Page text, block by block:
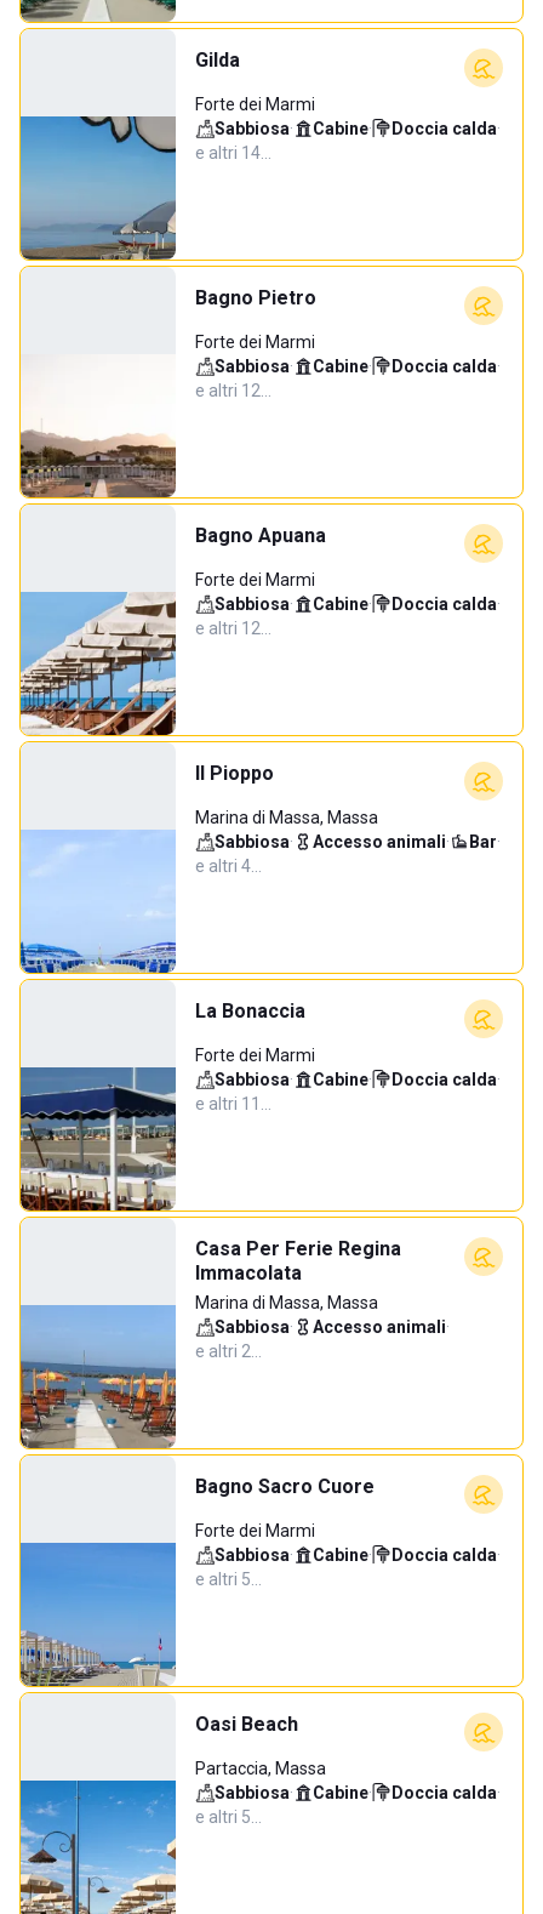
Gilda
Forte dei Marmi
Sabbiosa· Cabine· Doccia calda·
e altri 14…
Bagno Pietro
Forte dei Marmi
Sabbiosa· Cabine· Doccia calda·
e altri 12…
Bagno Apuana
Forte dei Marmi
Sabbiosa· Cabine· Doccia calda·
e altri 12…
Il Pioppo
Marina di Massa, Massa
Sabbiosa· Accesso animali· Bar·
e altri 4…
La Bonaccia
Forte dei Marmi
Sabbiosa· Cabine· Doccia calda·
e altri 11…
Casa Per Ferie Regina
Immacolata
Marina di Massa, Massa
Sabbiosa· Accesso animali·
e altri 2…
Bagno Sacro Cuore
Forte dei Marmi
Sabbiosa· Cabine· Doccia calda·
e altri 5…
Oasi Beach
Partaccia, Massa
Sabbiosa· Cabine· Doccia calda·
e altri 5…